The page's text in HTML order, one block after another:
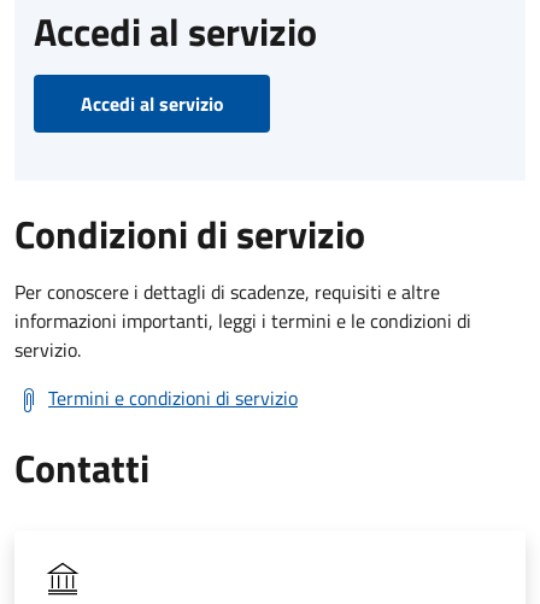
Accedi al servizio
Accedi al servizio
Condizioni di servizio
Per conoscere i dettagli di scadenze, requisiti e altre
informazioni importanti, leggi i termini e le condizioni di
servizio.
Termini e condizioni di servizio
Contatti